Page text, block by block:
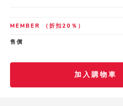
MEMBER （折扣20％）
售價
加入購物車